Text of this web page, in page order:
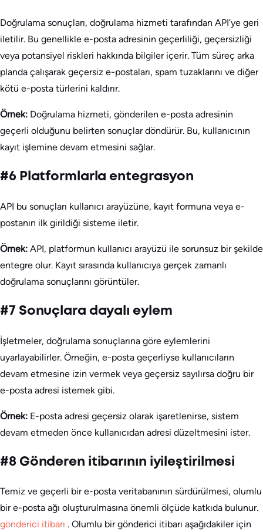
Doğrulama sonuçları, doğrulama hizmeti tarafından API’ye geri
iletilir. Bu genellikle e-posta adresinin geçerliliği, geçersizliği
veya potansiyel riskleri hakkında bilgiler içerir. Tüm süreç arka
planda çalışarak geçersiz e-postaları, spam tuzaklarını ve diğer
kötü e-posta türlerini kaldırır.
Örnek: Doğrulama hizmeti, gönderilen e-posta adresinin
geçerli olduğunu belirten sonuçlar döndürür. Bu, kullanıcının
kayıt işlemine devam etmesini sağlar.
#6 Platformlarla entegrasyon
API bu sonuçları kullanıcı arayüzüne, kayıt formuna veya e-
postanın ilk girildiği sisteme iletir.
Örnek: API, platformun kullanıcı arayüzü ile sorunsuz bir şekilde
entegre olur. Kayıt sırasında kullanıcıya gerçek zamanlı
doğrulama sonuçlarını görüntüler.
#7 Sonuçlara dayalı eylem
İşletmeler, doğrulama sonuçlarına göre eylemlerini
uyarlayabilirler. Örneğin, e-posta geçerliyse kullanıcıların
devam etmesine izin vermek veya geçersiz sayılırsa doğru bir
e-posta adresi istemek gibi.
Örnek: E-posta adresi geçersiz olarak işaretlenirse, sistem
devam etmeden önce kullanıcıdan adresi düzeltmesini ister.
#8 Gönderen itibarının iyileştirilmesi
Temiz ve geçerli bir e-posta veritabanının sürdürülmesi, olumlu
bir e-posta ağı oluşturulmasına önemli ölçüde katkıda bulunur.
gönderici itibarı . Olumlu bir gönderici itibarı aşağıdakiler için